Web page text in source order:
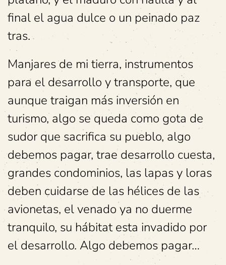
final el agua dulce o un peinado paz
tras.
Manjares de mi tierra, instrumentos
para el desarrollo y transporte, que
aunque traigan más inversión en
turismo, algo se queda como gota de
sudor que sacrifica su pueblo, algo
debemos pagar, trae desarrollo cuesta,
grandes condominios, las lapas y loras
deben cuidarse de las hélices de las
avionetas, el venado ya no duerme
tranquilo, su hábitat esta invadido por
el desarrollo. Algo debemos pagar…